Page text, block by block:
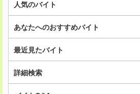
人気のバイト
あなたへのおすすめバイト
最近見たバイト
詳細検索